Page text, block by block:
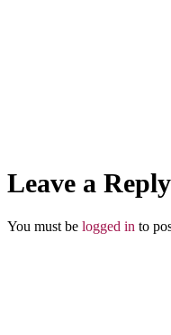
100 Orang
Leave a Reply
You must be logged in to